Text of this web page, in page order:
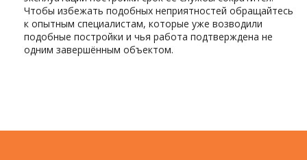
Чтобы избежать подобных неприятностей обращайтесь
к опытным специалистам, которые уже возводили
подобные постройки и чья работа подтверждена не
одним завершённым объектом.